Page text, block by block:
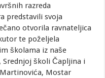
razreda
predstavili svoja
otvorila ravnateljica
te poželjela
školama iz naše
Srednjoj školi Čapljina i
Mostar